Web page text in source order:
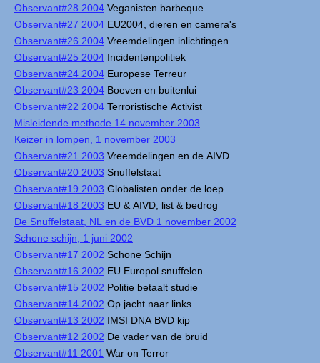
Observant#28 2004 Veganisten barbeque
Observant#27 2004 EU2004, dieren en camera's
Observant#26 2004 Vreemdelingen inlichtingen
Observant#25 2004 Incidentenpolitiek
Observant#24 2004 Europese Terreur
Observant#23 2004 Boeven en buitenlui
Observant#22 2004 Terroristische Activist
Misleidende methode 14 november 2003
Keizer in lompen, 1 november 2003
Observant#21 2003 Vreemdelingen en de AIVD
Observant#20 2003 Snuffelstaat
Observant#19 2003 Globalisten onder de loep
Observant#18 2003 EU & AIVD, list & bedrog
De Snuffelstaat, NL en de BVD 1 november 2002
Schone schijn, 1 juni 2002
Observant#17 2002 Schone Schijn
Observant#16 2002 EU Europol snuffelen
Observant#15 2002 Politie betaalt studie
Observant#14 2002 Op jacht naar links
Observant#13 2002 IMSI DNA BVD kip
Observant#12 2002 De vader van de bruid
Observant#11 2001 War on Terror